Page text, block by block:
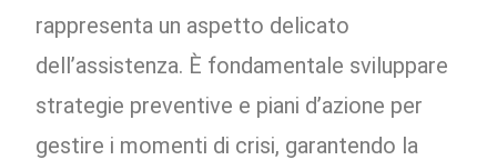
rappresenta un aspetto delicato
dell’assistenza. È fondamentale sviluppare
strategie preventive e piani d’azione per
gestire i momenti di crisi, garantendo la